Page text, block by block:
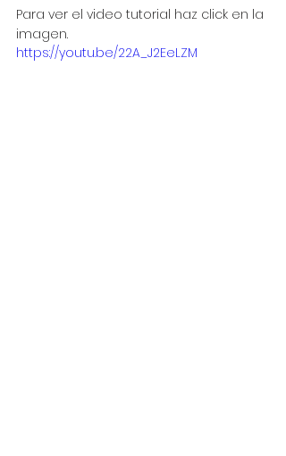
Para ver el video tutorial haz click en la
imagen.
https://youtu.be/22A_J2EeLZM